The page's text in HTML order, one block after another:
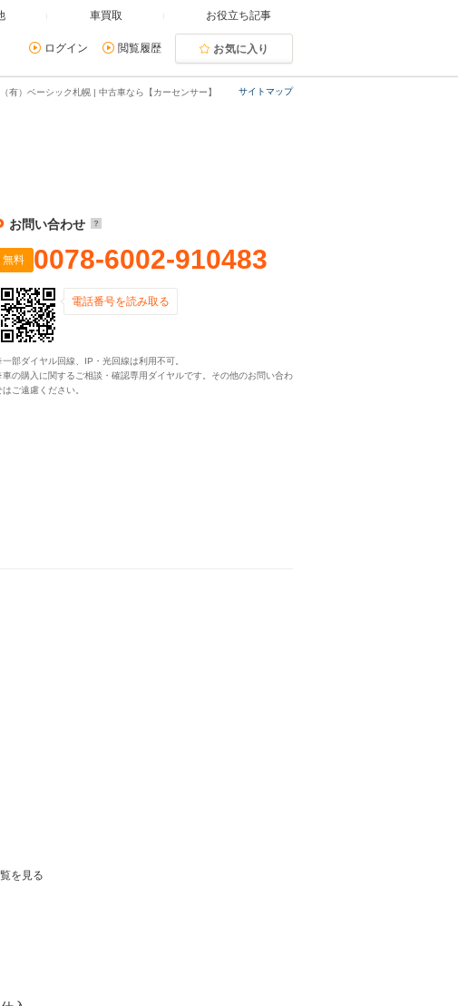
車買取 お役立ち記事
ログイン 閲覧履歴 お気に入り
サイトマップ
（有）ベーシック札幌 | 中古車なら【カーセンサー】
お問い合わせ
無料 0078-6002-910483
電話番号を読み取る
部ダイヤル回線、IP・光回線は利用不可。
の購入に関するご相談・確認専用ダイヤルです。その他のお問い合わ
はご遠慮ください。
を見る